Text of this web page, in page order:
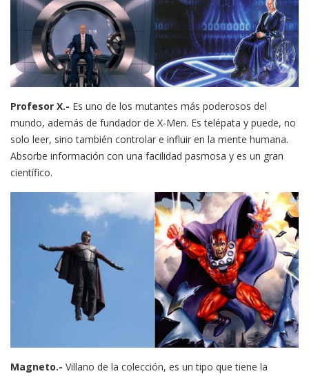
Profesor X.- Es uno de los mutantes más poderosos del
mundo, además de fundador de X-Men. Es telépata y puede, no
solo leer, sino también controlar e influir en la mente humana.
Absorbe información con una facilidad pasmosa y es un gran
científico.
Magneto.- Villano de la colección, es un tipo que tiene la